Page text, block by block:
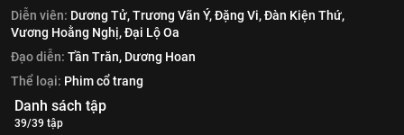
Diễn viên: Dương Tử,Trương Vãn Ý,Đặng Vi,Đàn Kiện Thứ,
Vương Hoằng Nghị,Đại Lộ Oa
Đạo diễn: Tần Trăn, Dương Hoan
Thể loại: Phim cổ trang
Danh sách tập
39/39 tập